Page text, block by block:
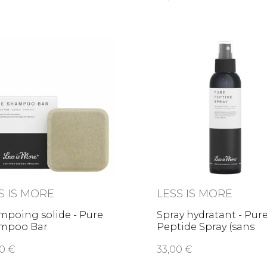
IS MORE
solide - Pure
Bar
LESS IS MORE
Spray hydratant -
Peptide Spray (sans
33,00